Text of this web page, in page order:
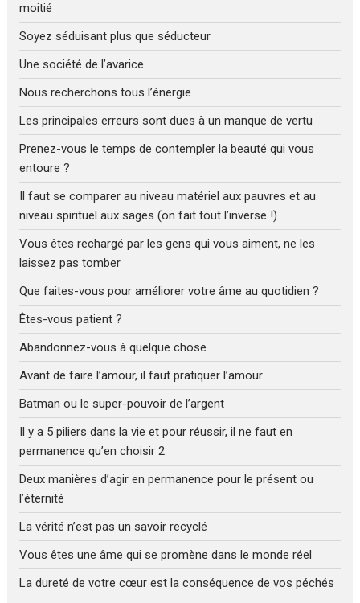
moitié
Soyez séduisant plus que séducteur
Une société de l’avarice
Nous recherchons tous l’énergie
Les principales erreurs sont dues à un manque de vertu
Prenez-vous le temps de contempler la beauté qui vous
entoure ?
Il faut se comparer au niveau matériel aux pauvres et au
niveau spirituel aux sages (on fait tout l’inverse !)
Vous êtes rechargé par les gens qui vous aiment, ne les
laissez pas tomber
Que faites-vous pour améliorer votre âme au quotidien ?
Êtes-vous patient ?
Abandonnez-vous à quelque chose
Avant de faire l’amour, il faut pratiquer l’amour
Batman ou le super-pouvoir de l’argent
Il y a 5 piliers dans la vie et pour réussir, il ne faut en
permanence qu’en choisir 2
Deux manières d’agir en permanence pour le présent ou
l’éternité
La vérité n’est pas un savoir recyclé
Vous êtes une âme qui se promène dans le monde réel
La dureté de votre cœur est la conséquence de vos péchés